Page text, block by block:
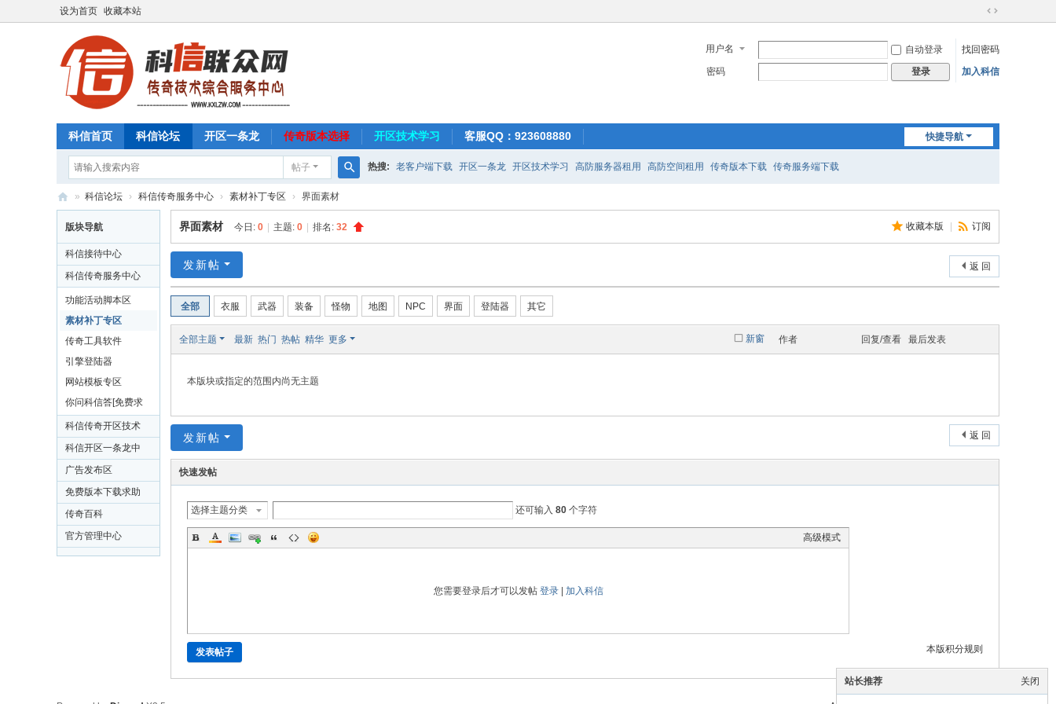
设为首页 收藏本站
切
到
宽
用户名 自动登录
找回密码
密码
登录 加入科信
快捷导航
科信首页 科信论坛 开区一条龙 传奇版本选择 开区技术学习 客服QQ：923608880
帖子
索
热搜: 老客户端下载 开区一条龙 开区技术学习 高防服务器租用 高防空间租用 传奇版本下载 传奇服务端下载
信
联
众
奇
开
区
开
服
技
术
学
习
» 科信论坛 › 科信传奇服务中心 › 素材补丁专区 › 界面素材
版块导航
科信接待中心
科信传奇服务中心
功能活动脚本区
素材补丁专区
传奇工具软件
引擎登陆器
网站模板专区
你问科信答[免费求
助]
科信传奇开区技术
学习中心
科信开区一条龙中
心
广告发布区
免费版本下载求助
专区
传奇百科
官方管理中心
收藏本版 订阅
界面素材 今日: 0 主题: 0 排名: 32
返 回
发新帖
全部 衣服 武器 装备 怪物 地图 NPC 界面 登陆器 其它
新窗
全部主题 最新 热门 热帖 精华 更多 作者 回复/查看 最后发表
本版块或指定的范围内尚无主题
返 回
发新帖
快速发帖
选择主题分类 还可输入 80 个字符
高级模式
您需要登录后才可以发帖 登录| 加入科信
本版积分规则
发表帖子
关闭
站长推荐